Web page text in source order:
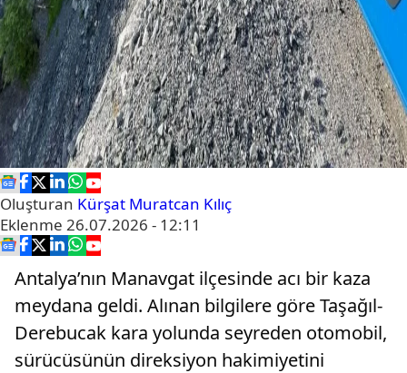
Oluşturan Kürşat Muratcan Kılıç
Eklenme 26.07.2026 - 12:11
Antalya’nın Manavgat ilçesinde acı bir kaza
meydana geldi. Alınan bilgilere göre Taşağıl-
Derebucak kara yolunda seyreden otomobil,
sürücüsünün direksiyon hakimiyetini